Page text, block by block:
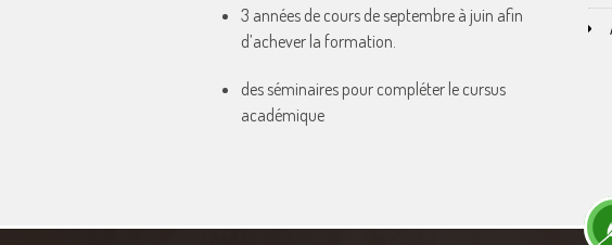
3 années de cours de septembre à juin afin
d’achever la formation.
des séminaires pour compléter le cursus
académique